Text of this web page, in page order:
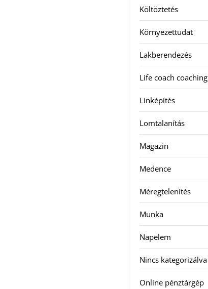
Költöztetés
Környezettudat
Lakberendezés
Life coach coaching
Linképítés
Lomtalanítás
Magazin
Medence
Méregtelenítés
Munka
Napelem
Nincs kategorizálva
Online pénztárgép